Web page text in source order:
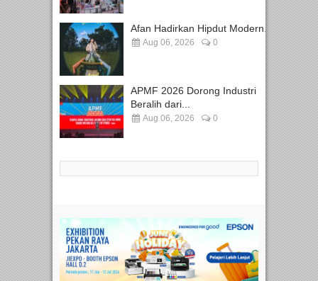
Afan Hadirkan Hipdut Modern...
Aug 06, 2026 0
APMF 2026 Dorong Industri
Beralih dari...
Aug 06, 2026 0